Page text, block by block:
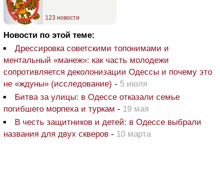
123 новости
Новости по этой теме:
Дрессировка советскими топонимами и
ментальный «манеж»: как часть молодежи
сопротивляется деколонизации Одессы и почему это
не «ждуны» (исследование) - 5 июля
Битва за улицы: в Одессе отказали семье
погибшего морпеха и туркам - 19 мая
В честь защитников и детей: в Одессе выбрали
названия для двух скверов - 10 марта